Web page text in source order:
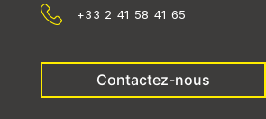
+33 2 41 58 41 65
Contactez-nous